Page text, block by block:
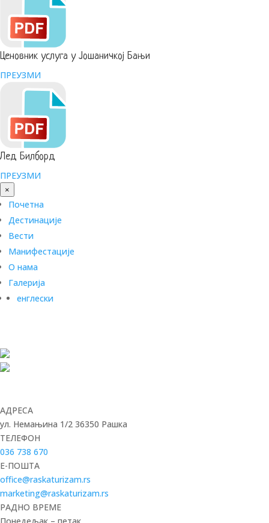
Ценовник услуга у Јошаничкој Бањи
ПРЕУЗМИ
Лед Билборд
ПРЕУЗМИ
×
Почетна
Дестинације
Вести
Манифестације
О нама
Галерија
енглески
АДРЕСА
ул. Немањина 1/2 36350 Рашка
ТЕЛЕФОН
036 738 670
E-ПОШТА
office@raskaturizam.rs
marketing@raskaturizam.rs
РАДНО ВРЕМЕ